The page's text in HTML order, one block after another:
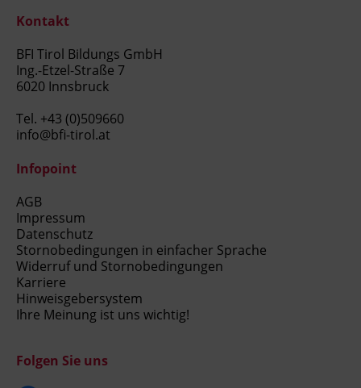
Kontakt
BFI Tirol Bildungs GmbH
Ing.-Etzel-Straße 7
6020 Innsbruck
Tel. +43 (0)509660
info@bfi-tirol.at
Infopoint
AGB
Impressum
Datenschutz
Stornobedingungen in einfacher Sprache
Widerruf und Stornobedingungen
Karriere
Hinweisgebersystem
Ihre Meinung ist uns wichtig!
Folgen Sie uns